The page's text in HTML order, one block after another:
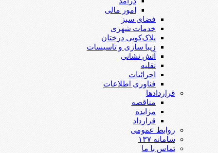
امور مالی
فضای سبز
خدمات شهری
پلاک‌کوبی درختان
زیبا سازی و تاسیسات
آتش نشانی
نقلیه
اجرائیات
فناوری اطلاعات
قراردادها
مناقصه
مزایده
قرارداد
روابط عمومی
سامانه ۱۳۷
تماس با ما